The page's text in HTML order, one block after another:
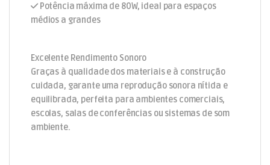
Potência máxima de 80W, ideal para espaços
médios a grandes
Excelente Rendimento Sonoro
Graças à qualidade dos materiais e à construção
cuidada, garante uma reprodução sonora nítida e
equilibrada, perfeita para ambientes comerciais,
escolas, salas de conferências ou sistemas de som
ambiente.